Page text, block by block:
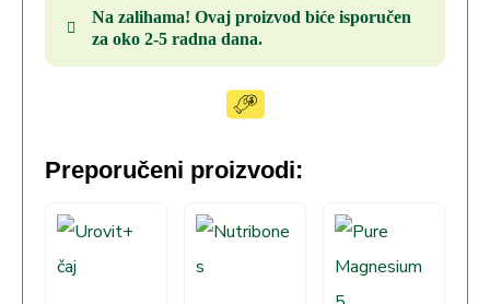
Na zalihama! Ovaj proizvod biće isporučen
za oko 2-5 radna dana.
Preporučeni proizvodi: